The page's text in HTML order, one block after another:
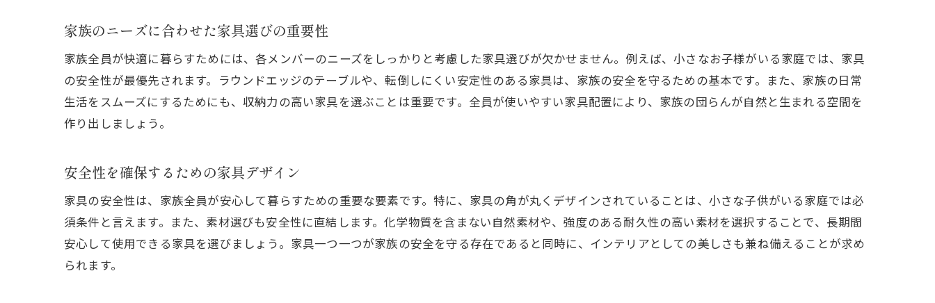
インテリアに調和するシンプルなデザイン
高品質な家具がもたらす安心感
コストパフォーマンスを考慮した選び方
丸みを帯びたデザインの重要性
収納スペースが多い家具の活用
家族のニーズに合わせた家具選びの重要性
家族全員が快適に暮らすためには、各メンバーのニーズをしっかりと考慮した家具選びが欠かせません。例えば、小さなお子様がいる家庭では、家具
の安全性が最優先されます。ラウンドエッジのテーブルや、転倒しにくい安定性のある家具は、家族の安全を守るための基本です。また、家族の日常
生活をスムーズにするためにも、収納力の高い家具を選ぶことは重要です。全員が使いやすい家具配置により、家族の団らんが自然と生まれる空間を
作り出しましょう。
安全性を確保するための家具デザイン
家具の安全性は、家族全員が安心して暮らすための重要な要素です。特に、家具の角が丸くデザインされていることは、小さな子供がいる家庭では必
須条件と言えます。また、素材選びも安全性に直結します。化学物質を含まない自然素材や、強度のある耐久性の高い素材を選択することで、長期間
安心して使用できる家具を選びましょう。家具一つ一つが家族の安全を守る存在であると同時に、インテリアとしての美しさも兼ね備えることが求め
られます。